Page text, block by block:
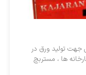
تولید ورق در
کارخانه ها ، مستربچ